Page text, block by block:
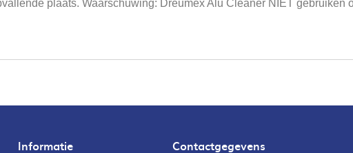
plaats. Waarschuwing: Dreumex Alu Cleaner NIET gebruiken
Informatie Contactgegevens